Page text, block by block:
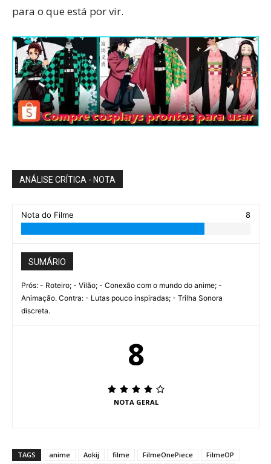
para o que está por vir.
ANÁLISE CRÍTICA - NOTA
Nota do Filme 8
SUMÁRIO
Prós: - Roteiro; - Vilão; - Conexão com o mundo do anime; -
Animação. Contra: - Lutas pouco inspiradas; - Trilha Sonora
discreta.
8
NOTA GERAL
TAGS anime Aokij filme FilmeOnePiece
FilmeOP